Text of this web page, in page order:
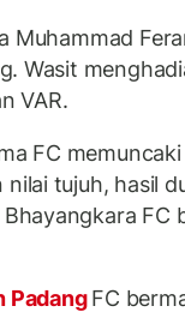
Muhammad
Wasit
VAR.
FC
nilai tujuh, hasil
FC
PadangFC